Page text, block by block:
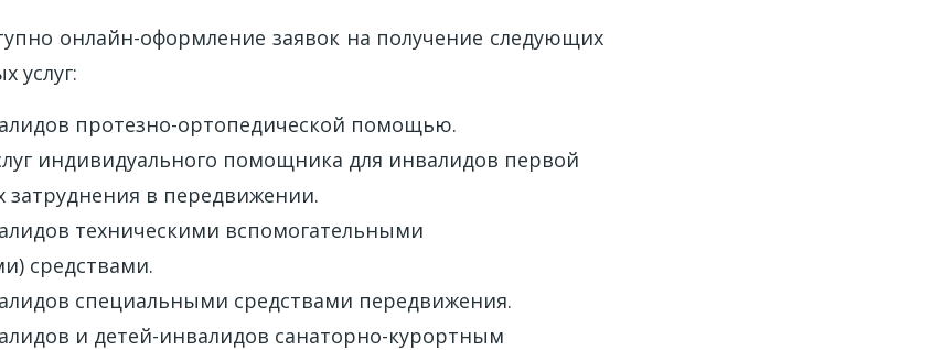
онлайн-оформление заявок на получение следующих
услуг:
протезно-ортопедической помощью.
индивидуального помощника для инвалидов первой
в передвижении.
техническими вспомогательными
средствами.
специальными средствами передвижения.
и детей-инвалидов санаторно-курортным